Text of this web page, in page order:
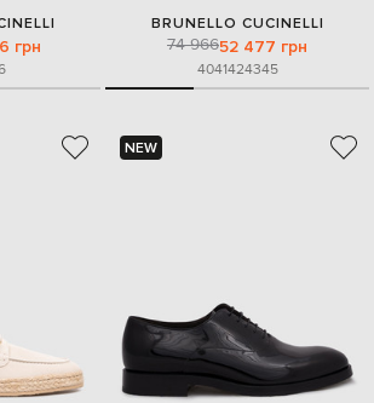
грн
BRUNELLO CUCINELLI
74 96652 477 грн
4041424345
NEW